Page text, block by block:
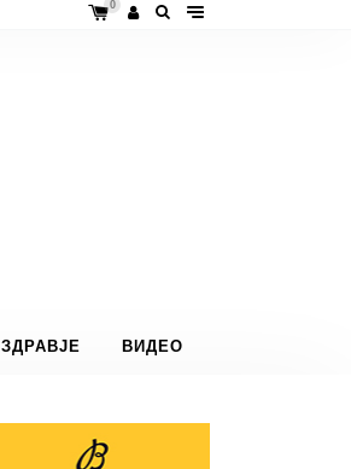
0
ЗДРАВЈЕ ВИДЕО